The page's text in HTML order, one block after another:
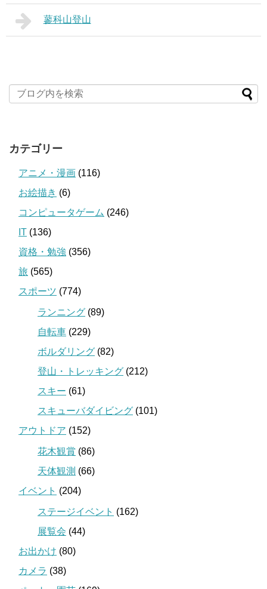
蓼科山登山
カテゴリー
アニメ・漫画 (116)
お絵描き (6)
コンピュータゲーム (246)
IT (136)
資格・勉強 (356)
旅 (565)
スポーツ (774)
ランニング (89)
自転車 (229)
ボルダリング (82)
登山・トレッキング (212)
スキー (61)
スキューバダイビング (101)
アウトドア (152)
花木観賞 (86)
天体観測 (66)
イベント (204)
ステージイベント (162)
展覧会 (44)
お出かけ (80)
カメラ (38)